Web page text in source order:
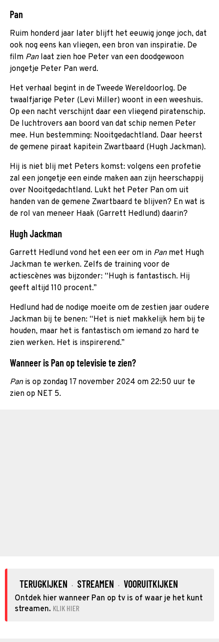
Pan
Ruim honderd jaar later blijft het eeuwig jonge joch, dat
ook nog eens kan vliegen, een bron van inspiratie. De
film Pan laat zien hoe Peter van een doodgewoon
jongetje Peter Pan werd.
Het verhaal begint in de Tweede Wereldoorlog. De
twaalfjarige Peter (Levi Miller) woont in een weeshuis.
Op een nacht verschijnt daar een vliegend piratenschip.
De luchtrovers aan boord van dat schip nemen Peter
mee. Hun bestemming: Nooitgedachtland. Daar heerst
de gemene piraat kapitein Zwartbaard (Hugh Jackman).
Hij is niet blij met Peters komst: volgens een profetie
zal een jongetje een einde maken aan zijn heerschappij
over Nooitgedachtland. Lukt het Peter Pan om uit
handen van de gemene Zwartbaard te blijven? En wat is
de rol van meneer Haak (Garrett Hedlund) daarin?
Hugh Jackman
Garrett Hedlund vond het een eer om in Panmet Hugh
Jackman te werken. Zelfs de training voor de
actiescènes was bijzonder: “Hugh is fantastisch. Hij
geeft altijd 110 procent.”
Hedlund had de nodige moeite om de zestien jaar oudere
Jackman bij te benen: “Het is niet makkelijk hem bij te
houden, maar het is fantastisch om iemand zo hard te
zien werken. Het is inspirerend.”
Wanneer is Pan op televisie te zien?
Panis op zondag 17 november 2024 om 22:50 uur te
zien op NET 5.
TERUGKIJKEN · STREAMEN · VOORUITKIJKEN
Ontdek hier wanneer Pan op tv is of waar je het kunt
streamen. KLIK HIER